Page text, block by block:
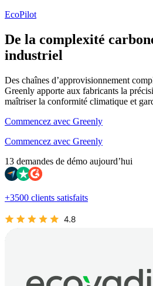
EcoPilot
De la complexité
industriel
Des chaînes d’approvisionnement
Greenly apporte aux fabricants la
maîtriser la conformité climatique et
Commencez avec Greenly
Commencez avec Greenly
13 demandes de démo aujourd’hui
+3500 clients satisfaits